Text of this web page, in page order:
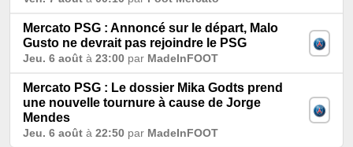
Mercato PSG : Annoncé sur le départ, Malo
Gusto ne devrait pas rejoindre le PSG
Jeu. 6 août à 23:00 par MadeInFOOT
Mercato PSG : Le dossier Mika Godts prend
une nouvelle tournure à cause de Jorge
Mendes
Jeu. 6 août à 22:50 par MadeInFOOT